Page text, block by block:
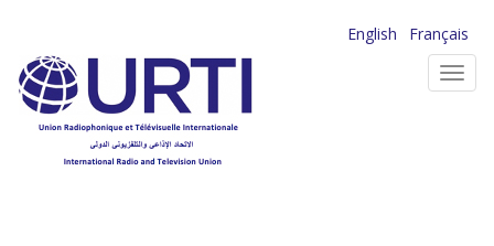
contenu
principal
English
Français